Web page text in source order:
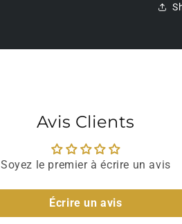
Avis Clients
Soyez le premier à écrire un avis
Écrire un avis